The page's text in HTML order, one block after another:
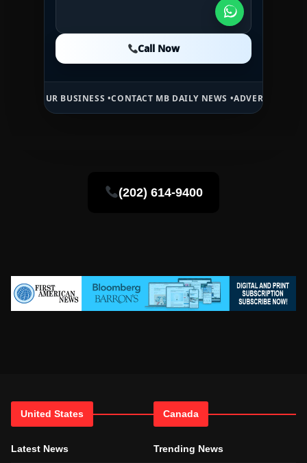
Call Now
Call Now
BUSINESS •CONTACT MB DAILY NEWS •ADVERTISE HERE •
(202) 614-9400
United States
Latest News
Canada
Trending News